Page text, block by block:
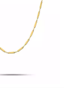
تماس با ما